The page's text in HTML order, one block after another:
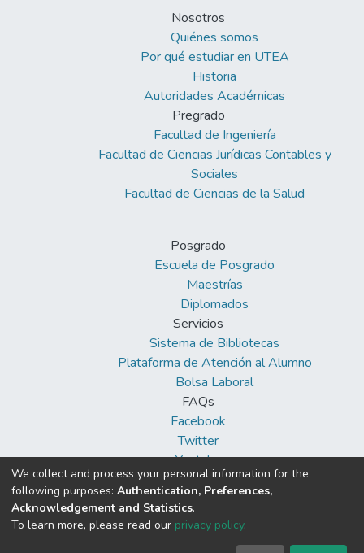
Nosotros
Quiénes somos
Por qué estudiar en UTEA
Historia
Autoridades Académicas
Pregrado
Facultad de Ingeniería
Facultad de Ciencias Jurídicas Contables y
Sociales
Facultad de Ciencias de la Salud
Posgrado
Escuela de Posgrado
Maestrías
Diplomados
Servicios
Sistema de Bibliotecas
Plataforma de Atención al Alumno
Bolsa Laboral
FAQs
Facebook
Twitter
Youtube
DSpace software copyright © 2002-2026
We collect and process your personal information for the
following purposes: Authentication, Preferences,
Acknowledgement and Statistics.
To learn more, please read our privacy policy.